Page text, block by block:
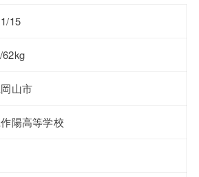
15
62kg
山市
陽高等学校